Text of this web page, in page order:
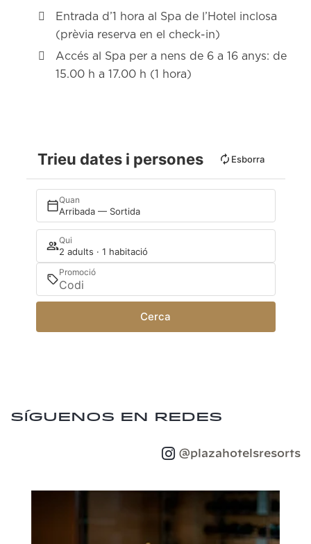
Entrada d’1 hora al Spa de l’Hotel inclosa
(prèvia reserva en el check-in)
Accés al Spa per a nens de 6 a 16 anys: de
15.00 h a 17.00 h (1 hora)
Trieu dates i persones Esborra
Quan
Arribada — Sortida
Qui
2 adults · 1 habitació
Promoció
Cerca
Síguenos en redes
@plazahotelsresorts